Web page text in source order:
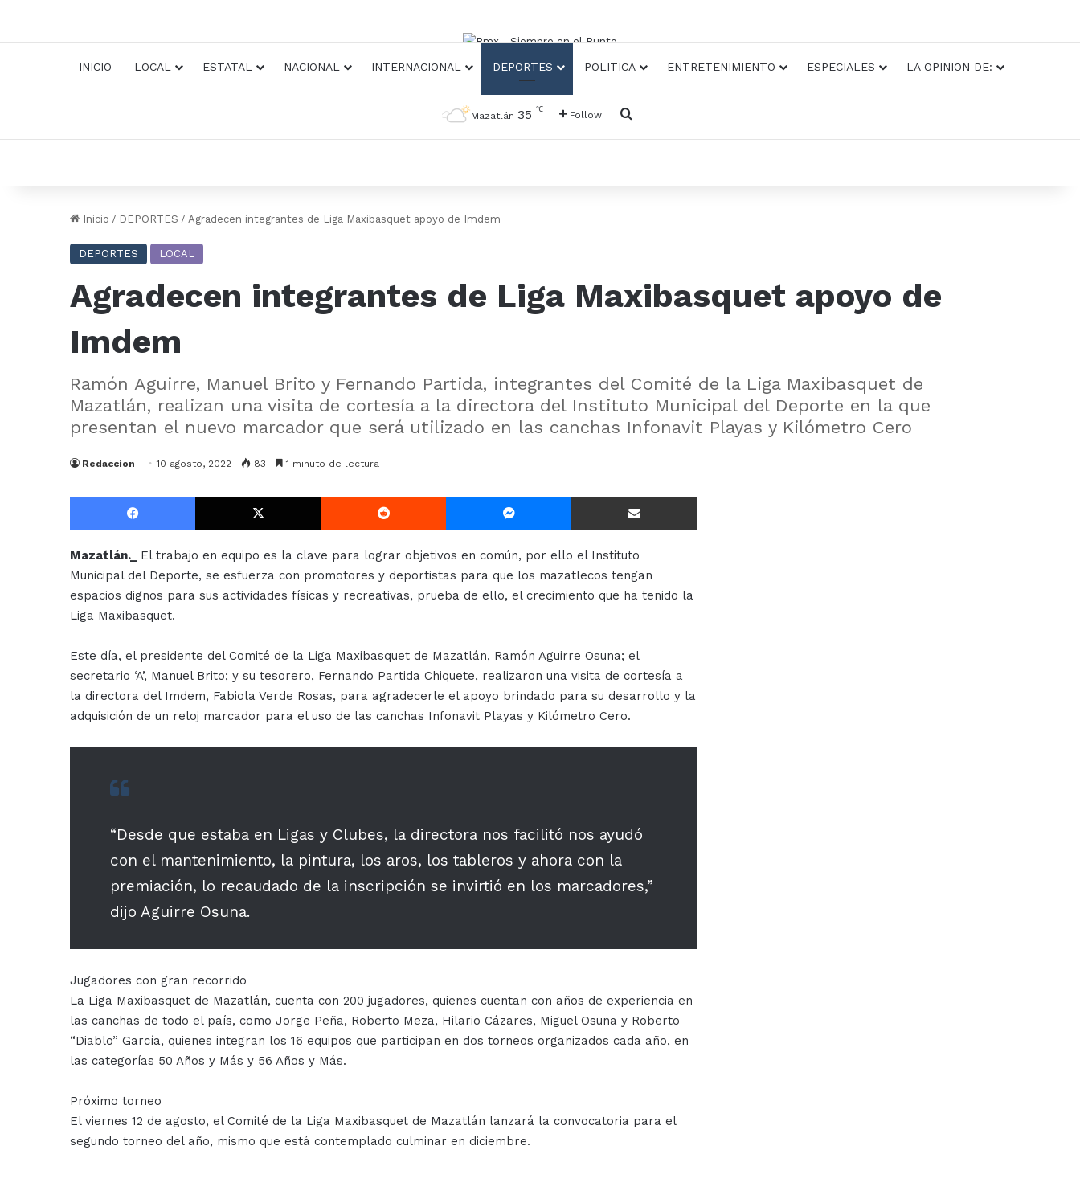
INICIO LOCAL ESTATAL NACIONAL INTERNACIONAL DEPORTES POLITICA ENTRETENIMIENTO ESPECIALES LA OPINION DE:
Mazatlán 35 ℃ Follow Busqueda
Inicio / DEPORTES / Agradecen integrantes de Liga Maxibasquet apoyo de Imdem
DEPORTES LOCAL
Agradecen integrantes de Liga Maxibasquet apoyo de
Imdem
Ramón Aguirre, Manuel Brito y Fernando Partida, integrantes del Comité de la Liga Maxibasquet de
Mazatlán, realizan una visita de cortesía a la directora del Instituto Municipal del Deporte en la que
presentan el nuevo marcador que será utilizado en las canchas Infonavit Playas y Kilómetro Cero
Redaccion 10 agosto, 2022 83 1 minuto de lectura
Facebook X Reddit Messenger Compartir Via E-mail
Mazatlán._
El trabajo en equipo es la clave para lograr objetivos en común, por ello el Instituto
Municipal del Deporte, se esfuerza con promotores y deportistas para que los mazatlecos tengan
espacios dignos para sus actividades físicas y recreativas, prueba de ello, el crecimiento que ha tenido la
Liga Maxibasquet.
Este día, el presidente del Comité de la Liga Maxibasquet de Mazatlán, Ramón Aguirre Osuna; el
secretario ‘A’, Manuel Brito; y su tesorero, Fernando Partida Chiquete, realizaron una visita de cortesía a
la directora del Imdem, Fabiola Verde Rosas, para agradecerle el apoyo brindado para su desarrollo y la
adquisición de un reloj marcador para el uso de las canchas Infonavit Playas y Kilómetro Cero.
“Desde que estaba en Ligas y Clubes, la directora nos facilitó nos ayudó
con el mantenimiento, la pintura, los aros, los tableros y ahora con la
premiación, lo recaudado de la inscripción se invirtió en los marcadores,”
dijo Aguirre Osuna.
Jugadores con gran recorrido
La Liga Maxibasquet de Mazatlán, cuenta con 200 jugadores, quienes cuentan con años de experiencia en
las canchas de todo el país, como Jorge Peña, Roberto Meza, Hilario Cázares, Miguel Osuna y Roberto
“Diablo” García, quienes integran los 16 equipos que participan en dos torneos organizados cada año, en
las categorías 50 Años y Más y 56 Años y Más.
Próximo torneo
El viernes 12 de agosto, el Comité de la Liga Maxibasquet de Mazatlán lanzará la convocatoria para el
segundo torneo del año, mismo que está contemplado culminar en diciembre.